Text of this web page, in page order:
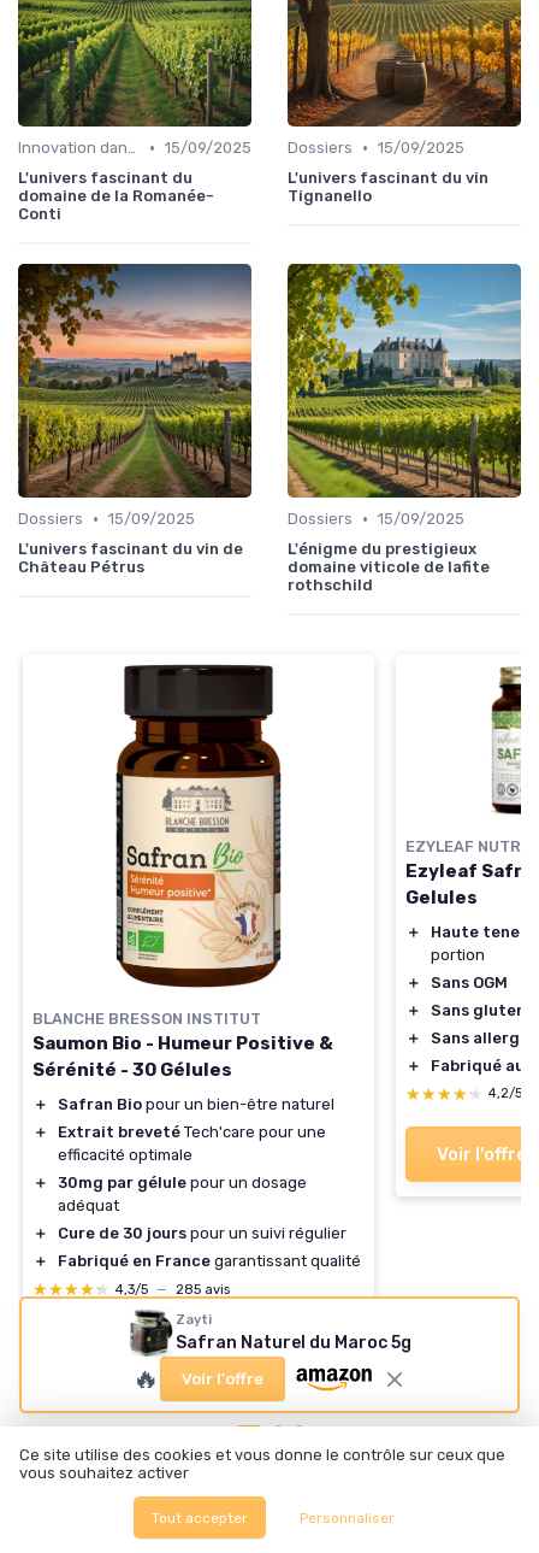
Innovation dans la food • 15/09/2025
L'univers fascinant du
domaine de la Romanée-
Conti
Dossiers • 15/09/2025
L'univers fascinant du vin
Tignanello
Dossiers • 15/09/2025
L'univers fascinant du vin de
Château Pétrus
Dossiers • 15/09/2025
L'énigme du prestigieux
domaine viticole de lafite
rothschild
BLANCHE BRESSON INSTITUT
Saumon Bio - Humeur Positive &
Sérénité - 30 Gélules
＋ Safran Bio pour un bien-être naturel
＋
Extrait breveté Tech'care pour une
efficacité optimale
＋
30mg par gélule pour un dosage
adéquat
＋
Cure de 30 jours pour un suivi régulier
＋
Fabriqué en France garantissant qualité
★★★★★
★★★★★ 4,3/5 — 285 avis
Voir l'offre
EZYLEAF
Ezyleaf
Gelules
＋ Haute teneur
portion
＋
Sans OGM
＋
Sans gluten
＋
Sans
＋
Fabriqué au
★★★★★
★★★★★ 4,2/5
Voir l'offre
Zayti
Safran Naturel du Maroc 5g
🔥 Voir l'offre
Les articles par date
Ce site utilise des cookies et vous donne le contrôle sur ceux que
vous souhaitez activer
Tout accepter Personnaliser